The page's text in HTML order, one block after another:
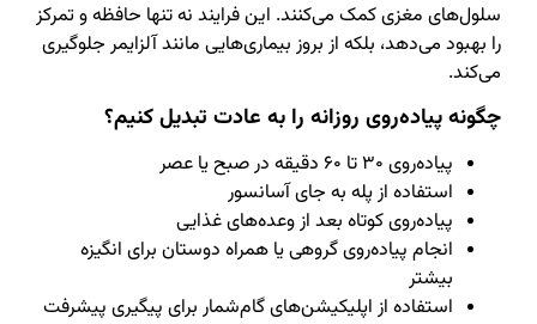
سلول‌های مغزی کمک می‌کنند. این فرایند نه تنها حافظه و تمرکز
را بهبود می‌دهد، بلکه از بروز بیماری‌هایی مانند آلزایمر جلوگیری
می‌کند.
چگونه پیاده‌روی روزانه را به عادت تبدیل کنیم؟
پیاده‌روی ۳۰ تا ۶۰ دقیقه در صبح یا عصر
استفاده از پله به جای آسانسور
پیاده‌روی کوتاه بعد از وعده‌های غذایی
انجام پیاده‌روی گروهی یا همراه دوستان برای انگیزه
بیشتر
استفاده از اپلیکیشن‌های گام‌شمار برای پیگیری پیشرفت